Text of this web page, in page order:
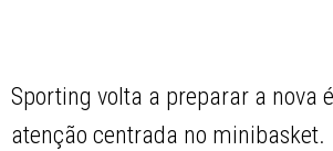
Sporting volta a preparar a nova
atenção centrada no minibasket.